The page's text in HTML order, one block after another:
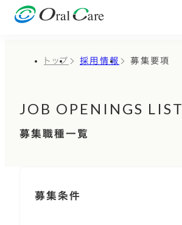
トップ 採用情報 募集要項
JOB OPENINGS LIST
募集職種一覧
募集条件